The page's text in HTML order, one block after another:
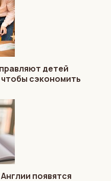
детей
сэкономить
появятся